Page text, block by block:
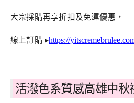
大宗採購再享折扣及免運優惠，
線上訂購 ▸https://
活潑色系質感高雄中